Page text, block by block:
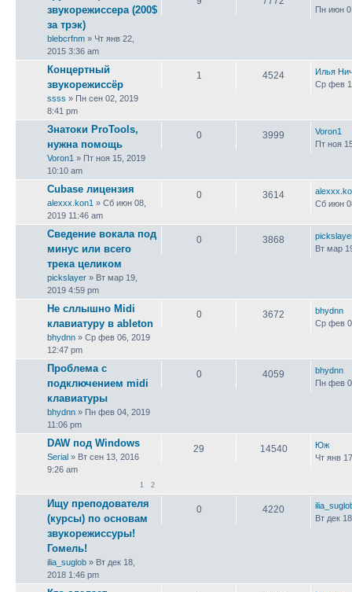
звукорежиссера (200$
за трэк)
blebcrfnm » Чт янв 22,
2015 3:36 am
Пн июн
Концертный
звукорежиссёр
ssss » Пн сен 02, 2019
8:41 pm
1 4524
Илья
Ср фев
Знатоки ProTools,
нужна помощь
Voron1 » Пт ноя 15, 2019
10:10 am
0 3999
Voron1
Пт ноя
Cubase лицензия
alexxx.kon1 » Сб июн 08,
2019 11:46 am
0 3614
Сб июн
Сведение вокала под
минус или всего
трека целиком
pickslayer » Вт мар 19,
2019 4:59 pm
0 3868
Вт мар
Не сллышно Midi
клавиатуру в ableton
bhydnn » Ср фев 06, 2019
12:47 pm
0 3672
bhydnn
Ср фев
Проблема с
подключением midi
клавиатуры
bhydnn » Пн фев 04, 2019
11:06 pm
0 4059
bhydnn
Пн фев
DAW под Windows
Serial » Вт сен 13, 2016
9:26 am
1 2
29 14540
Юж
Чт янв
Ищу преподователя
(курсы) по основам
звукорежиссуры!
Гомель!
ilia_suglob » Вт дек 18,
2018 1:46 pm
0 4220
Вт дек